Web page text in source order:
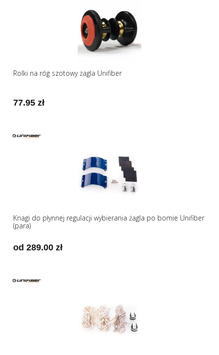
Rolki na róg szotowy żagla Unifiber
77.95 zł
Knagi do płynnej regulacji wybierania żagla po bomie Unifiber
(para)
od 289.00 zł